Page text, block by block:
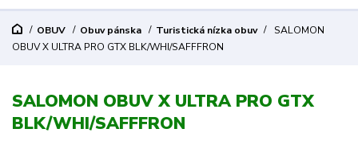
OBUV Obuv pánska Turistická nízka obuv
SALOMON
OBUV X ULTRA PRO GTX BLK/WHI/SAFFFRON
SALOMON OBUV X ULTRA PRO GTX
BLK/WHI/SAFFFRON